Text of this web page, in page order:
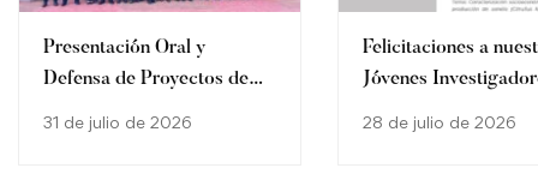
Presentación Oral y
Defensa de Proyectos de
31 de julio de 2026
Felicitaciones a
Jóvenes
28 de julio de 2026